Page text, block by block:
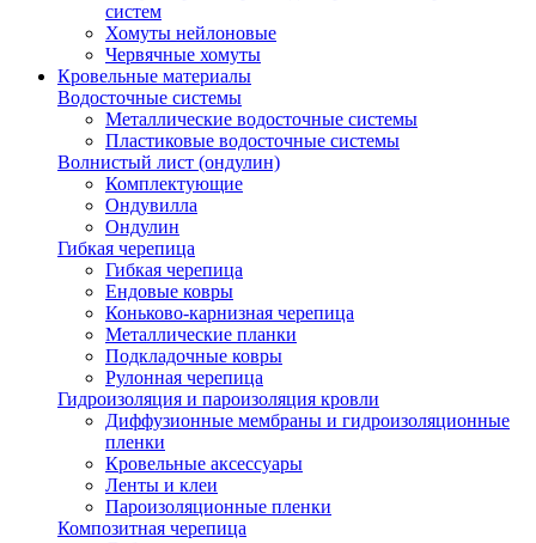
систем
Хомуты нейлоновые
Червячные хомуты
Кровельные материалы
Водосточные системы
Металлические водосточные системы
Пластиковые водосточные системы
Волнистый лист (ондулин)
Комплектующие
Ондувилла
Ондулин
Гибкая черепица
Гибкая черепица
Ендовые ковры
Коньково-карнизная черепица
Металлические планки
Подкладочные ковры
Рулонная черепица
Гидроизоляция и пароизоляция кровли
Диффузионные мембраны и гидроизоляционные
пленки
Кровельные аксессуары
Ленты и клеи
Пароизоляционные пленки
Композитная черепица